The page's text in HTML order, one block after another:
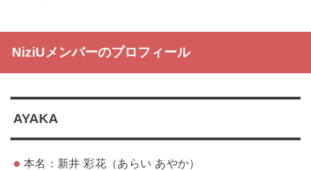
NiziUメンバーのプロフィール
AYAKA
本名：新井 彩花（あらい あやか）